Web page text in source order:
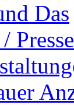
Das
Presse